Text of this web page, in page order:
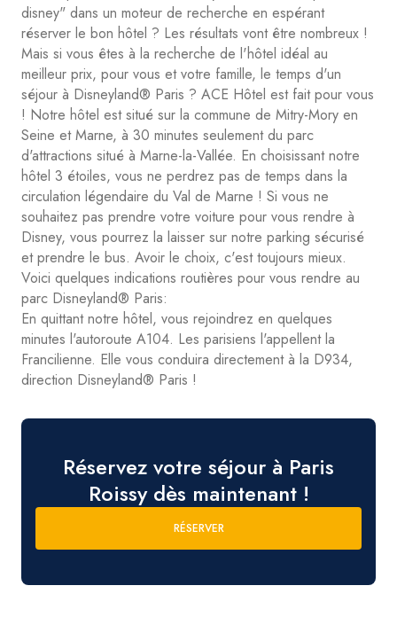
disney" dans un moteur de recherche en espérant
réserver le bon hôtel ? Les résultats vont être nombreux !
Mais si vous êtes à la recherche de l'hôtel idéal au
meilleur prix, pour vous et votre famille, le temps d'un
séjour à Disneyland® Paris ? ACE Hôtel est fait pour vous
! Notre hôtel est situé sur la commune de Mitry-Mory en
Seine et Marne, à 30 minutes seulement du parc
d'attractions situé à Marne-la-Vallée. En choisissant notre
hôtel 3 étoiles, vous ne perdrez pas de temps dans la
circulation légendaire du Val de Marne ! Si vous ne
souhaitez pas prendre votre voiture pour vous rendre à
Disney, vous pourrez la laisser sur notre parking sécurisé
et prendre le bus. Avoir le choix, c'est toujours mieux.
Voici quelques indications routières pour vous rendre au
parc Disneyland® Paris:
En quittant notre hôtel, vous rejoindrez en quelques
minutes l'autoroute A104. Les parisiens l'appellent la
Francilienne. Elle vous conduira directement à la D934,
direction Disneyland® Paris !
Réservez votre séjour à Paris
Roissy dès maintenant !
RÉSERVER